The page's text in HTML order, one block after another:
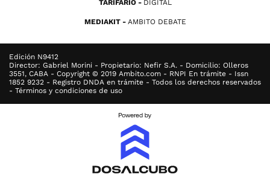
TARIFARIO DIGITAL
MEDIAKIT AMBITO DEBATE
Edición N9412
Director: Gabriel Morini - Propietario: Nefir S.A. - Domicilio: Olleros
3551, CABA - Copyright © 2019 Ambito.com - RNPI En trámite - Issn
1852 9232 - Registro DNDA en trámite - Todos los derechos reservados
- Términos y condiciones de uso